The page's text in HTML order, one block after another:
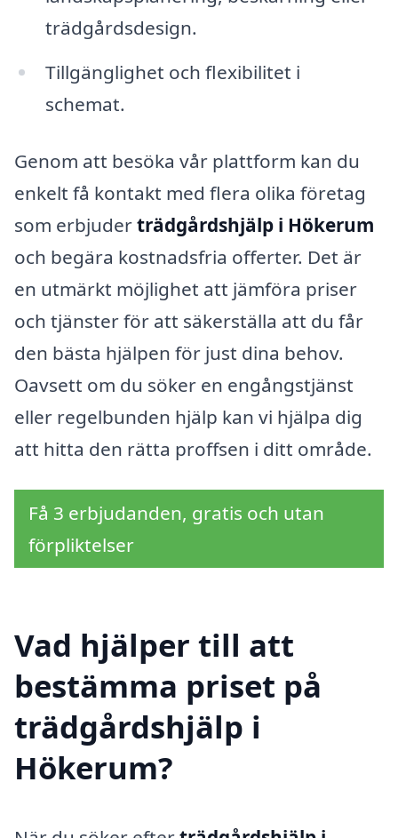
trädgårdsdesign.
Tillgänglighet och flexibilitet i
schemat.
Genom att besöka vår plattform kan du
enkelt få kontakt med flera olika företag
som erbjuderträdgårdshjälp i Hökerum
och begära kostnadsfria offerter. Det är
en utmärkt möjlighet att jämföra priser
och tjänster för att säkerställa att du får
den bästa hjälpen för just dina behov.
Oavsett om du söker en engångstjänst
eller regelbunden hjälp kan vi hjälpa dig
att hitta den rätta proffsen i ditt område.
Få 3 erbjudanden, gratis och utan
förpliktelser
Vad hjälper till att
bestämma priset på
trädgårdshjälp i
Hökerum?